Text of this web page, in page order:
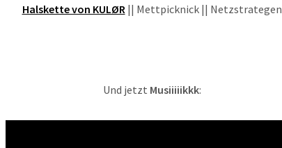
Halskette von KULØR|| Mettpicknick || Netzstrategen
Und jetzt Musiiiiikkk: